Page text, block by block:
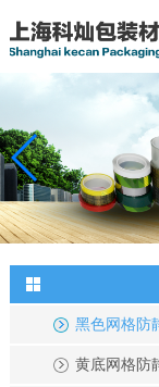
黑色网格防
黄底网格防